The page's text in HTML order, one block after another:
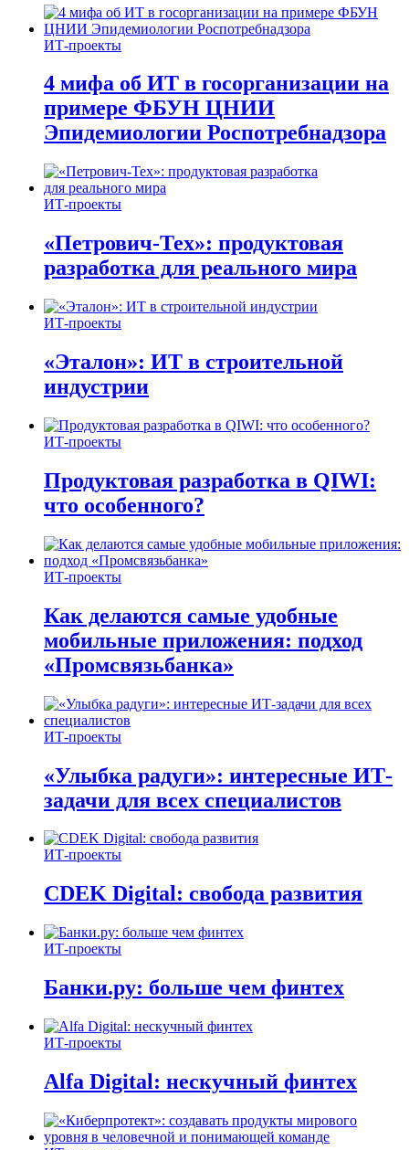
ИТ-проекты
4 мифа об ИТ в госорганизации на
примере ФБУН ЦНИИ
Эпидемиологии Роспотребнадзора
ИТ-проекты
«Петрович-Тех»: продуктовая
разработка для реального мира
ИТ-проекты
«Эталон»: ИТ в строительной
индустрии
ИТ-проекты
Продуктовая разработка в QIWI:
что особенного?
ИТ-проекты
Как делаются самые удобные
мобильные приложения: подход
«Промсвязьбанка»
ИТ-проекты
«Улыбка радуги»: интересные ИТ-
задачи для всех специалистов
ИТ-проекты
CDEK Digital: свобода развития
ИТ-проекты
Банки.ру: больше чем финтех
ИТ-проекты
Alfa Digital: нескучный финтех